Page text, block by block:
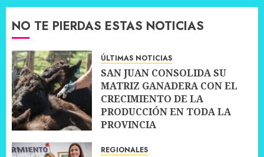
NO TE PIERDAS ESTAS NOTICIAS
ÚLTIMAS NOTICIAS
SAN JUAN CONSOLIDA SU
MATRIZ GANADERA CON EL
CRECIMIENTO DE LA
PRODUCCIÓN EN TODA LA
PROVINCIA
REGIONALES